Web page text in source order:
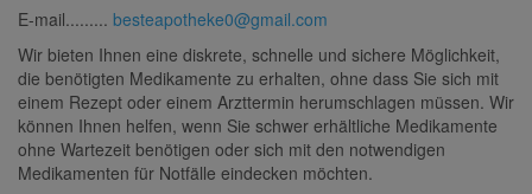
E-mail......... besteapotheke0@gmail.com
Wir bieten Ihnen eine diskrete, schnelle und sichere Möglichkeit,
die benötigten Medikamente zu erhalten, ohne dass Sie sich mit
einem Rezept oder einem Arzttermin herumschlagen müssen. Wir
können Ihnen helfen, wenn Sie schwer erhältliche Medikamente
ohne Wartezeit benötigen oder sich mit den notwendigen
Medikamenten für Notfälle eindecken möchten.